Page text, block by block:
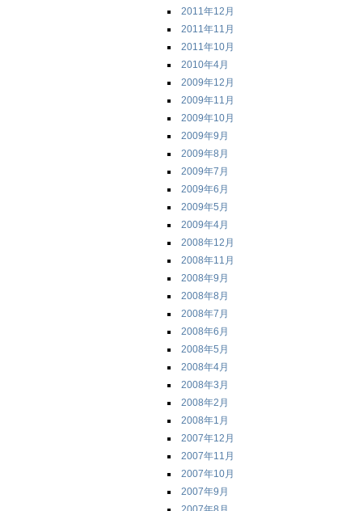
2011年12月
2011年11月
2011年10月
2010年4月
2009年12月
2009年11月
2009年10月
2009年9月
2009年8月
2009年7月
2009年6月
2009年5月
2009年4月
2008年12月
2008年11月
2008年9月
2008年8月
2008年7月
2008年6月
2008年5月
2008年4月
2008年3月
2008年2月
2008年1月
2007年12月
2007年11月
2007年10月
2007年9月